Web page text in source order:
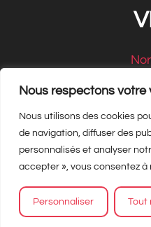
Nous respectons votre
Nous utilisons des cookies
de navigation, diffuser des
personnalisés et analyser
accepter », vous consentez
Personnaliser Tout
Copyright